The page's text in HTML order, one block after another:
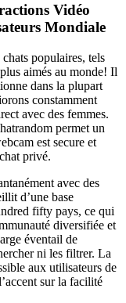
Vidéo
Mondiale
populaires, tels
aimés au monde! Il
dans la plupart
constamment
avec des femmes.
permet un
est secure et
privé.
avec des
d’une base
fifty pays, ce qui
diversifiée et
éventail de
ni les filtrer. La
aux utilisateurs de
sur la facilité